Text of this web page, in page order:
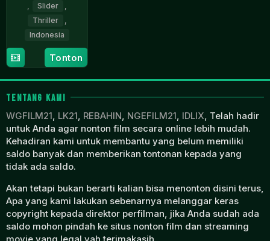
Slider
Thriller
Indonesia
24
Dec
2025
Kimo
Stamboel
Tonton
TENTANG KAMI
WGFILM21, LK21, REBAHIN, NGEFILM21, IDLIX, Telah hadir
untuk Anda agar nonton film secara online lebih mudah.
Kehadiran kami untuk membantu yang belum memiliki
saldo banyak dan memberikan tontonan kepada yang
tidak ada saldo.
Akan tetapi bukan berarti kalian bisa menonton disini terus,
Apa yang kami lakukan sebenarnya melanggar keras
copyright kepada direktor perfilman, jika Anda sudah ada
saldo mohon pindah ke situs nonton film dan streaming